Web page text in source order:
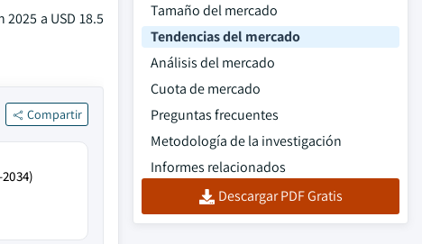
a USD 18.5
Compartir
Tamaño del mercado
Tendencias del mercado
Análisis del mercado
Cuota de mercado
Preguntas frecuentes
Metodología de la investigación
Informes relacionados
Descargar PDF Gratis